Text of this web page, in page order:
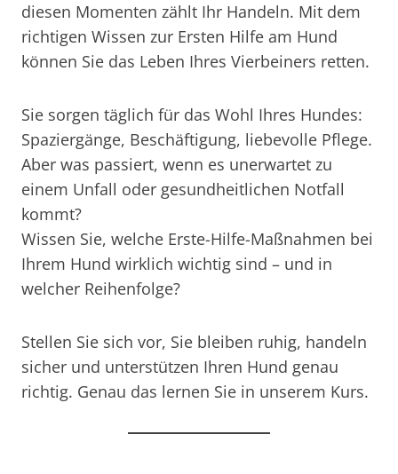
diesen Momenten zählt Ihr Handeln. Mit dem
richtigen Wissen zur Ersten Hilfe am Hund
können Sie das Leben Ihres Vierbeiners retten.
Sie sorgen täglich für das Wohl Ihres Hundes:
Spaziergänge, Beschäftigung, liebevolle Pflege.
Aber was passiert, wenn es unerwartet zu
einem Unfall oder gesundheitlichen Notfall
kommt?
Wissen Sie, welche Erste-Hilfe-Maßnahmen bei
Ihrem Hund wirklich wichtig sind – und in
welcher Reihenfolge?
Stellen Sie sich vor, Sie bleiben ruhig, handeln
sicher und unterstützen Ihren Hund genau
richtig. Genau das lernen Sie in unserem Kurs.